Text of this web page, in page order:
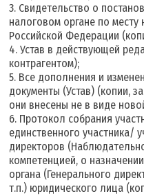
3. Свидетельство о
налоговом органе по
Российской Федерации
4. Устав в действующей
контрагентом);
5. Все дополнения и
документы (Устав) (копии,
они внесены не в виде
6. Протокол собрания
единственного участника/
директоров
компетенцией, о
органа (Генерального
т.п.) юридического лица